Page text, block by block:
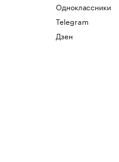
Одноклассники
Telegram
Дзен